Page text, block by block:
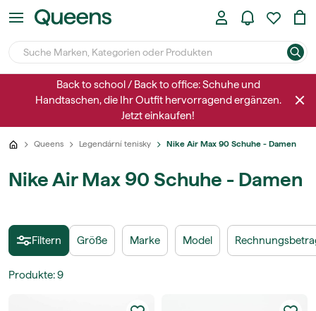
Back to school / Back to office: Schuhe und
Handtaschen, die Ihr Outfit hervorragend ergänzen.
Jetzt einkaufen!
Queens Legendární tenisky Nike Air Max 90 Schuhe - Damen
Nike Air Max 90 Schuhe - Damen
Filtern Größe Marke Model
Produkte:9